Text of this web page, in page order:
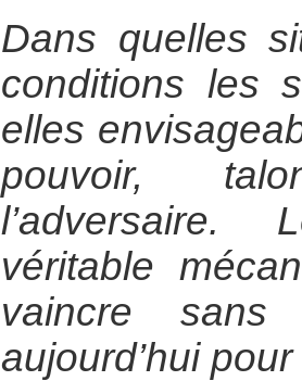
Dans quelles
conditions les
elles
pouvoir,
l’adversaire.
véritable
vaincre
aujourd’hui